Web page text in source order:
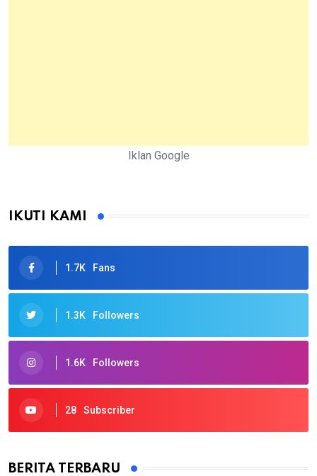
Iklan Google
IKUTI KAMI
1.7K Fans
1.3K Followers
1.6K Followers
28 Subscriber
BERITA TERBARU